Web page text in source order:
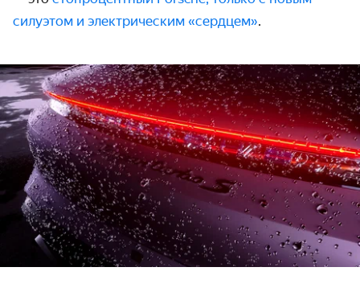
силуэтом и электрическим «сердцем».